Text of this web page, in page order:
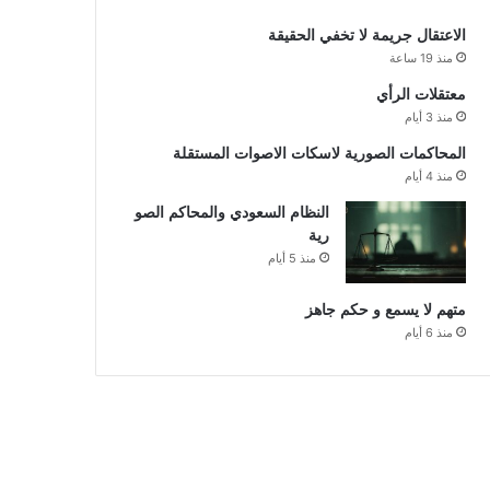
الاعتقال جريمة لا تخفي الحقيقة
منذ 19 ساعة
معتقلات الرأي
منذ 3 أيام
المحاكمات الصورية لاسكات الاصوات المستقلة
منذ 4 أيام
النظام السعودي والمحاكم الصو
رية
منذ 5 أيام
متهم لا يسمع و حكم جاهز
منذ 6 أيام